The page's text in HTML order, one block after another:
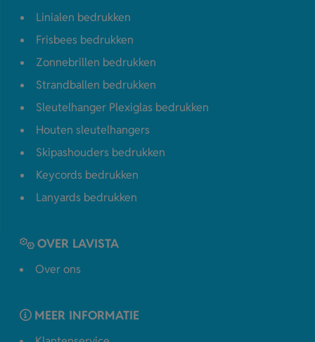
Linialen bedrukken
Frisbees bedrukken
Zonnebrillen bedrukken
Strandballen bedrukken
Sleutelhanger Plexiglas bedrukken
Houten sleutelhangers
Skipashouders bedrukken
Keycords bedrukken
Lanyards bedrukken
OVER LAVISTA
Over ons
MEER INFORMATIE